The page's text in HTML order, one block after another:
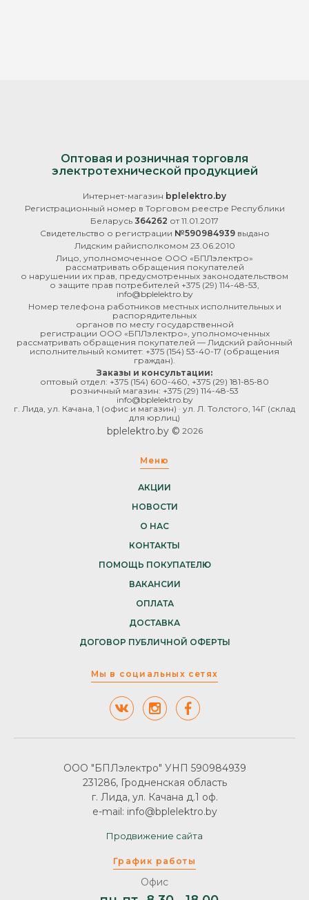
Оптовая и розничная торговля
электротехнической продукцией
Интернет-магазин bplelektro.by
Регистрационный номер в Торговом реестре Республики
Беларусь 364262 от 11.01.2017
Свидетельство о регистрации №590984939выдано
Лидским райисполкомом 23.06.2010
Лицо, уполномоченное ООО «БПЛэлектро»
рассматривать обращения покупателей
о нарушении их прав, предусмотренных законодательством
о защите прав потребителей +375 (29) 114-48-53
info@bplelektro.by
Номер телефона работников местных исполнительных и
распорядительных
органов по месту государственной
регистрации ООО «БПЛэлектро», уполномоченных
рассматривать обращения покупателей — Лидский районный
исполнительный комитет: +375 (154) 53-40-17 (обращения
граждан).
Заказы и консультации:
оптовый отдел: +375 (154) 600-460 +375 (29) 181-85-80
розничный магазин: +375 (29) 114-48-53
info@bplelektro.by
г. Лида, ул. Качана, 1 (офис и магазин) · ул. Л. Толстого, 14Г (склад
для юрлиц)
bplelektro.by © 2026
Меню
АКЦИИ
НОВОСТИ
О НАС
КОНТАКТЫ
ПОМОЩЬ ПОКУПАТЕЛЮ
ВАКАНСИИ
ОПЛАТА
ДОСТАВКА
ДОГОВОР ПУБЛИЧНОЙ ОФЕРТЫ
Мы в социальных сетях
График работы
Офис
ООО "БПЛэлектро" УНП 590984939
231286, Гродненская область
г. Лида, ул. Качана д.1 оф.
e-mail: info@bplelektro.by
Продвижение сайта